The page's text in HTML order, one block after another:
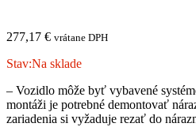
277,17 € vrátane DPH
Stav:Na sklade
– Vozidlo môže byť vybavené
montáži je potrebné demontovať
zariadenia si vyžaduje rezať do